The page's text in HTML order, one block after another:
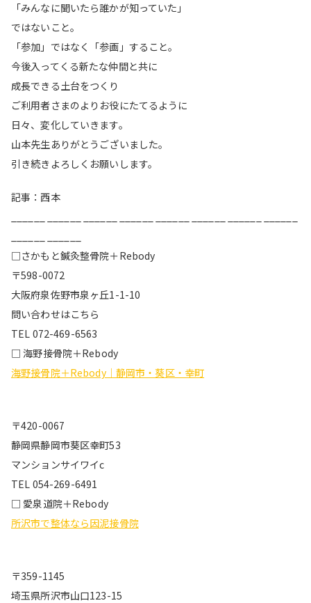
「みんなに聞いたら誰かが知っていた」
ではないこと。
「参加」ではなく「参画」すること。
今後入ってくる新たな仲間と共に
成長できる土台をつくり
ご利用者さまのよりお役にたてるように
日々、変化していきます。
山本先生ありがとうございました。
引き続きよろしくお願いします。
記事：西本
□さかもと鍼灸整骨院＋Rebody
〒598-0072
大阪府泉佐野市泉ヶ丘1-1-10
問い合わせはこちら
TEL 072-469-6563
□ 海野接骨院＋Rebody
海野接骨院＋Rebody｜静岡市・葵区・幸町
〒420-0067
静岡県静岡市葵区幸町53
マンションサイワイc
TEL 054-269-6491
□ 愛泉道院＋Rebody
所沢市で整体なら因泥接骨院
〒359-1145
埼玉県所沢市山口123-15